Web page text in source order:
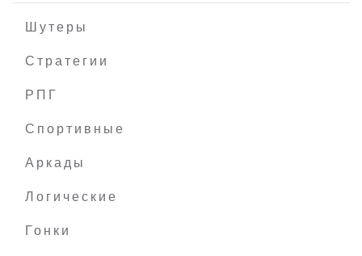
Шутеры
Стратегии
РПГ
Спортивные
Аркады
Логические
Гонки